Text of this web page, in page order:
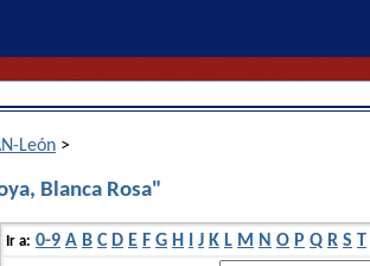
León >
Blanca Rosa"
Ir a: 0-9 A B C D E F G H I J K L M N O P Q R S T